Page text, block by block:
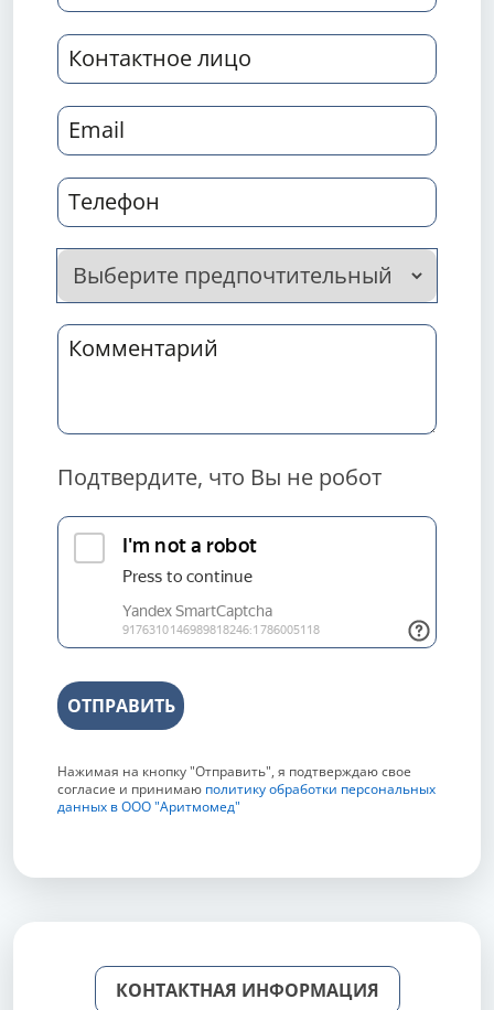
Подтвердите, что Вы не робот
ОТПРАВИТЬ
Нажимая на кнопку "Отправить", я подтверждаю свое
согласие и принимаю политику обработки персональных
данных в ООО "Аритмомед"
КОНТАКТНАЯ ИНФОРМАЦИЯ